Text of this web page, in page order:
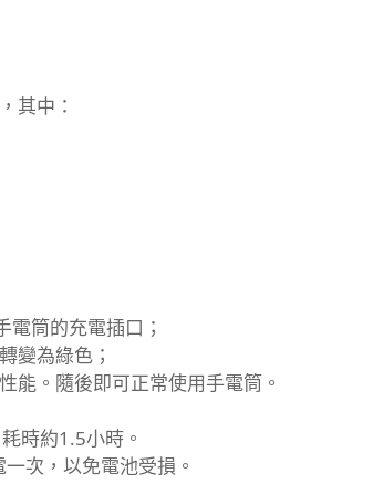
其中：
筒的充電插口；
變為綠色；
能。隨後即可正常使用手電筒。
時約1.5小時。
次，以免電池受損。